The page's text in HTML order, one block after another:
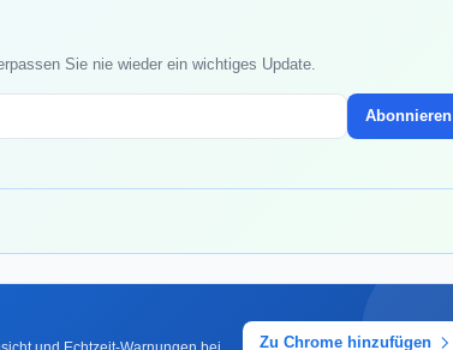
Sie nie wieder ein wichtiges Update.
Abonnieren
Zu Chrome hinzufügen